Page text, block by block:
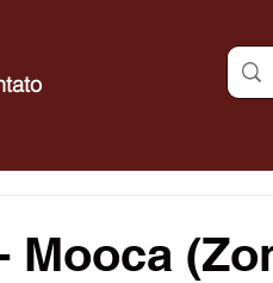
Mooca